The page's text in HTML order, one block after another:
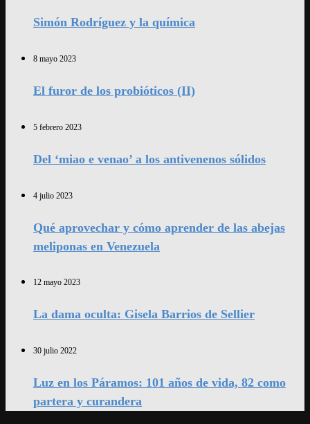
Simón Rodríguez y la química
8 mayo 2023
El furor de los probióticos (II)
5 febrero 2023
Del ‘miao e venao’ a los antivenenos sólidos
4 julio 2023
Qué aprovechar y cómo aprender de las abejas
meliponas en Venezuela
12 mayo 2023
La dama oculta: Gisela Barrios de Sellier
30 julio 2022
Luz en los Páramos: 101 años de vida, 82 como
partera y curandera